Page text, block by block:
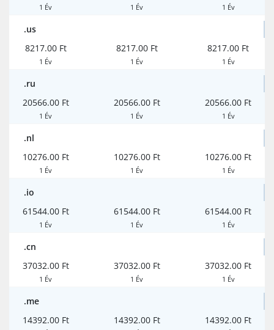
1 Év 1 Év 1 Év
.us
8217.00 Ft
1 Év
8217.00 Ft
1 Év
8217.00 Ft
1 Év
.ru
20566.00 Ft
1 Év
20566.00 Ft
1 Év
20566.00 Ft
1 Év
.nl
10276.00 Ft
1 Év
10276.00 Ft
1 Év
10276.00 Ft
1 Év
.io
61544.00 Ft
1 Év
61544.00 Ft
1 Év
61544.00 Ft
1 Év
.cn
37032.00 Ft
1 Év
37032.00 Ft
1 Év
37032.00 Ft
1 Év
.me
14392.00 Ft
14392.00 Ft 14392.00 Ft